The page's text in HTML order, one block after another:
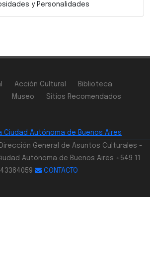
y Personalidades
Acción Cultural
Biblioteca
Museo Sitios Recomendados
General de Asuntos Culturales -
Autónoma de Buenos Aires +549 11
43384059
CONTACTO